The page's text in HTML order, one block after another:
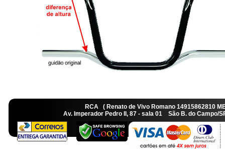
RCA ( Renato de Vivo Romano
Av. Imperador Pedro II, 87 - sala 01 São B. do